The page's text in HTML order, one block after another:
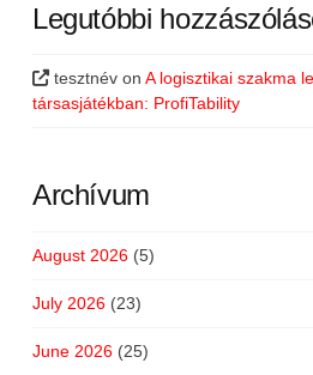
Legutóbbi
tesztnév onA logisztikai szakma
társasjátékban: ProfiTability
Archívum
August 2026(5)
July 2026(23)
June 2026(25)